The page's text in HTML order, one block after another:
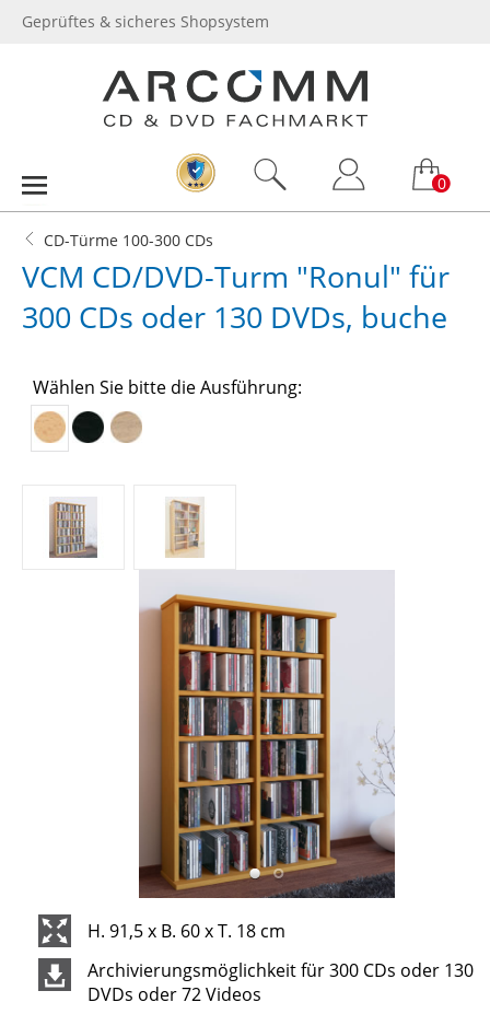
Geprüftes & sicheres Shopsystem
0
CD-Türme 100-300 CDs
VCM CD/DVD-Turm "Ronul" für
300 CDs oder 130 DVDs, buche
Wählen Sie bitte die Ausführung:
H. 91,5 x B. 60 x T. 18 cm
Archivierungsmöglichkeit für 300 CDs oder 130
DVDs oder 72 Videos